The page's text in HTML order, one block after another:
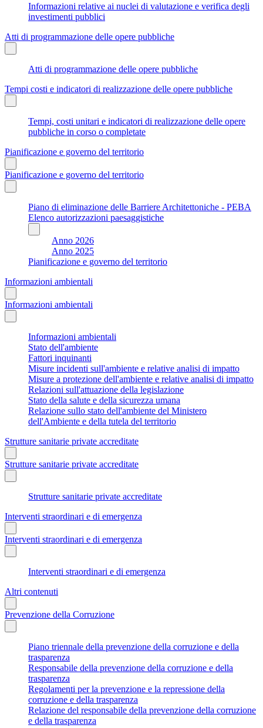
Informazioni relative ai nuclei di valutazione e verifica degli
investimenti pubblici
Atti di programmazione delle opere pubbliche
Atti di programmazione delle opere pubbliche
Tempi costi e indicatori di realizzazione delle opere pubbliche
Tempi, costi unitari e indicatori di realizzazione delle opere
pubbliche in corso o completate
Pianificazione e governo del territorio
Pianificazione e governo del territorio
Piano di eliminazione delle Barriere Architettoniche - PEBA
Elenco autorizzazioni paesaggistiche
Anno 2026
Anno 2025
Pianificazione e governo del territorio
Informazioni ambientali
Informazioni ambientali
Informazioni ambientali
Stato dell'ambiente
Fattori inquinanti
Misure incidenti sull'ambiente e relative analisi di impatto
Misure a protezione dell'ambiente e relative analisi di impatto
Relazioni sull'attuazione della legislazione
Stato della salute e della sicurezza umana
Relazione sullo stato dell'ambiente del Ministero
dell'Ambiente e della tutela del territorio
Strutture sanitarie private accreditate
Strutture sanitarie private accreditate
Strutture sanitarie private accreditate
Interventi straordinari e di emergenza
Interventi straordinari e di emergenza
Interventi straordinari e di emergenza
Altri contenuti
Prevenzione della Corruzione
Piano triennale della prevenzione della corruzione e della
trasparenza
Responsabile della prevenzione della corruzione e della
trasparenza
Regolamenti per la prevenzione e la repressione della
corruzione e della trasparenza
Relazione del responsabile della prevenzione della corruzione
e della trasparenza